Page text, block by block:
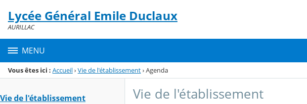
Menu de la rubrique
Contenu
Lycée Général Emile Duclaux
AURILLAC
MENU
Vous êtes ici : Accueil›Vie de l'établissement›Agenda
Vie de l'établissement Vie de l'établissement